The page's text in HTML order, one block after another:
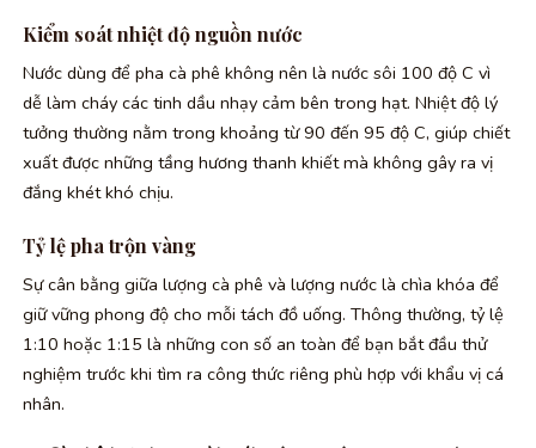
Kiểm soát nhiệt độ nguồn nước
Nước dùng để pha cà phê không nên là nước sôi 100 độ C vì
dễ làm cháy các tinh dầu nhạy cảm bên trong hạt. Nhiệt độ lý
tưởng thường nằm trong khoảng từ 90 đến 95 độ C, giúp chiết
xuất được những tầng hương thanh khiết mà không gây ra vị
đắng khét khó chịu.
Tỷ lệ pha trộn vàng
Sự cân bằng giữa lượng cà phê và lượng nước là chìa khóa để
giữ vững phong độ cho mỗi tách đồ uống. Thông thường, tỷ lệ
1:10 hoặc 1:15 là những con số an toàn để bạn bắt đầu thử
nghiệm trước khi tìm ra công thức riêng phù hợp với khẩu vị cá
nhân.